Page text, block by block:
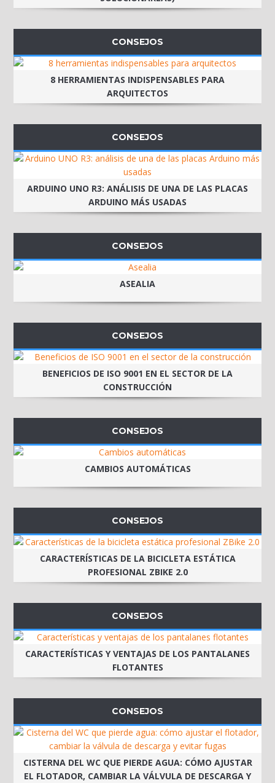
CONSEJOS
8 HERRAMIENTAS INDISPENSABLES PARA
ARQUITECTOS
CONSEJOS
ARDUINO UNO R3: ANÁLISIS DE UNA DE LAS PLACAS
ARDUINO MÁS USADAS
CONSEJOS
ASEALIA
CONSEJOS
BENEFICIOS DE ISO 9001 EN EL SECTOR DE LA
CONSTRUCCIÓN
CONSEJOS
CAMBIOS AUTOMÁTICAS
CONSEJOS
CARACTERÍSTICAS DE LA BICICLETA ESTÁTICA
PROFESIONAL ZBIKE 2.0
CONSEJOS
CARACTERÍSTICAS Y VENTAJAS DE LOS PANTALANES
FLOTANTES
CONSEJOS
CISTERNA DEL WC QUE PIERDE AGUA: CÓMO AJUSTAR
EL FLOTADOR, CAMBIAR LA VÁLVULA DE DESCARGA Y